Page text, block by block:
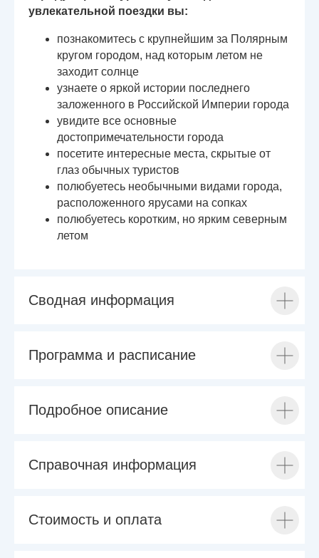
увлекательной поездки вы:
познакомитесь с крупнейшим за Полярным
кругом городом, над которым летом не
заходит солнце
узнаете о яркой истории последнего
заложенного в Российской Империи города
увидите все основные
достопримечательности города
посетите интересные места, скрытые от
глаз обычных туристов
полюбуетесь необычными видами города,
расположенного ярусами на сопках
полюбуетесь коротким, но ярким северным
летом
Сводная информация
Программа и расписание
Подробное описание
Справочная информация
Стоимость и оплата